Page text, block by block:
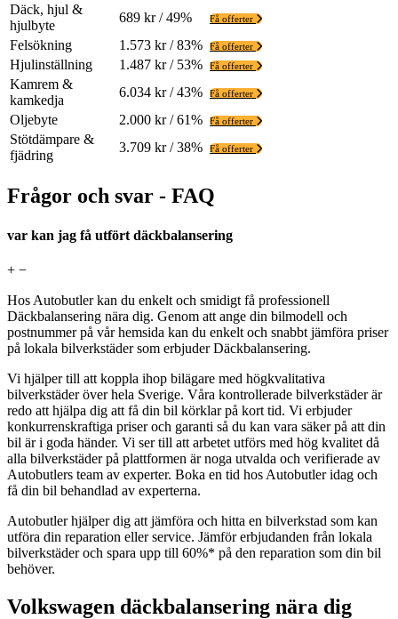
Däck, hjul &
hjulbyte
689 kr / 49% Få offerter
Felsökning 1.573 kr / 83% Få offerter
Hjulinställning 1.487 kr / 53% Få offerter
Kamrem &
kamkedja
6.034 kr / 43% Få offerter
Oljebyte 2.000 kr / 61% Få offerter
Stötdämpare &
fjädring
3.709 kr / 38% Få offerter
Frågor och svar - FAQ
var kan jag få utfört däckbalansering
+ −
Hos Autobutler kan du enkelt och smidigt få professionell
Däckbalansering nära dig. Genom att ange din bilmodell och
postnummer på vår hemsida kan du enkelt och snabbt jämföra priser
på lokala bilverkstäder som erbjuder Däckbalansering.
Vi hjälper till att koppla ihop bilägare med högkvalitativa
bilverkstäder över hela Sverige. Våra kontrollerade bilverkstäder är
redo att hjälpa dig att få din bil körklar på kort tid. Vi erbjuder
konkurrenskraftiga priser och garanti så du kan vara säker på att din
bil är i goda händer. Vi ser till att arbetet utförs med hög kvalitet då
alla bilverkstäder på plattformen är noga utvalda och verifierade av
Autobutlers team av experter. Boka en tid hos Autobutler idag och
få din bil behandlad av experterna.
Autobutler hjälper dig att jämföra och hitta en bilverkstad som kan
utföra din reparation eller service. Jämför erbjudanden från lokala
bilverkstäder och spara upp till 60%* på den reparation som din bil
behöver.
Volkswagen däckbalansering nära dig